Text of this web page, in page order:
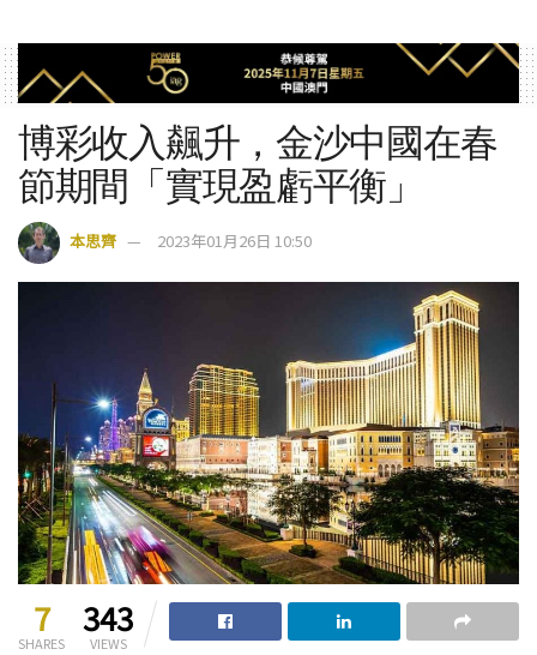
博彩收入飆升，金沙中國在春
節期間「實現盈虧平衡」
本思齊 2023年01月26日 10:50
7
SHARES
343
VIEWS